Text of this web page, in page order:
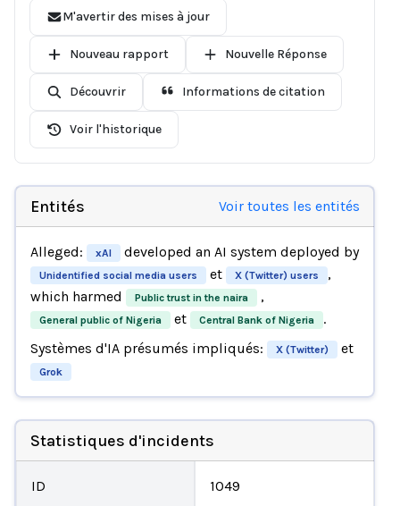
M'avertir des mises à jour
Nouveau rapport Nouvelle Réponse
Découvrir Informations de citation
Voir l'historique
Entités Voir toutes les entités
Alleged: xAI developed an AI system deployed by
Unidentified social media users et X (Twitter) users
,
which harmed
Public trust in the naira ,
General public of Nigeria et Central Bank of Nigeria
.
Systèmes d'IA présumés impliqués:
X (Twitter) et
Grok
Statistiques d'incidents
ID 1049